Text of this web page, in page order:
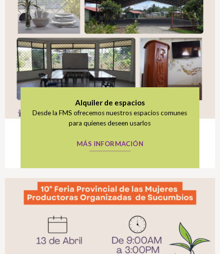
Alquiler de espacios
Desde la FMS ofrecemos nuestros espacios comunes
para quienes deseen usarlos
MÁS INFORMACIÓN